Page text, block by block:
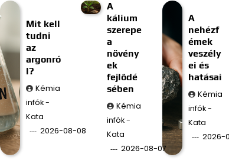
Mit kell
tudni
az
argonró
l?
Kémia
infók -
Kata
2026-08-08
A
kálium
szerepe
a
növény
ek
fejlődé
sében
Kémia
infók -
Kata
2026-08-07
A
nehézf
émek
veszély
ei és
hatásai
Kémia
infók -
Kata
2026-